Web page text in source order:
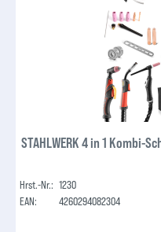
STAHLWERK 4 in 1 Kombi-
Hrst.-Nr.: 1230
EAN:
4260294082304